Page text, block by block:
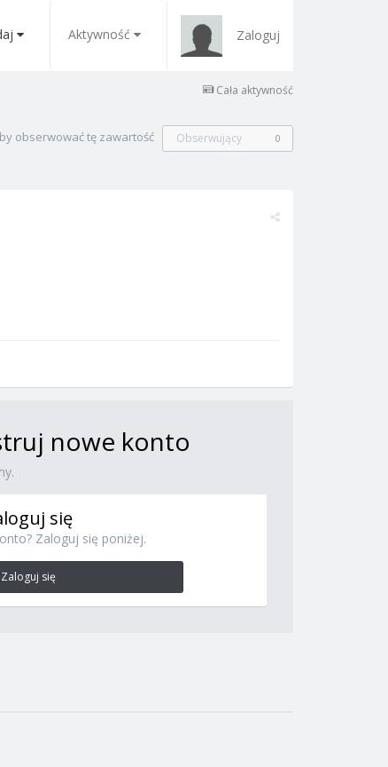
Aktywność Zaloguj
Cała aktywność
obserwować tę zawartość Obserwujący 0
nowe konto
się
Zaloguj się poniżej.
Zaloguj się